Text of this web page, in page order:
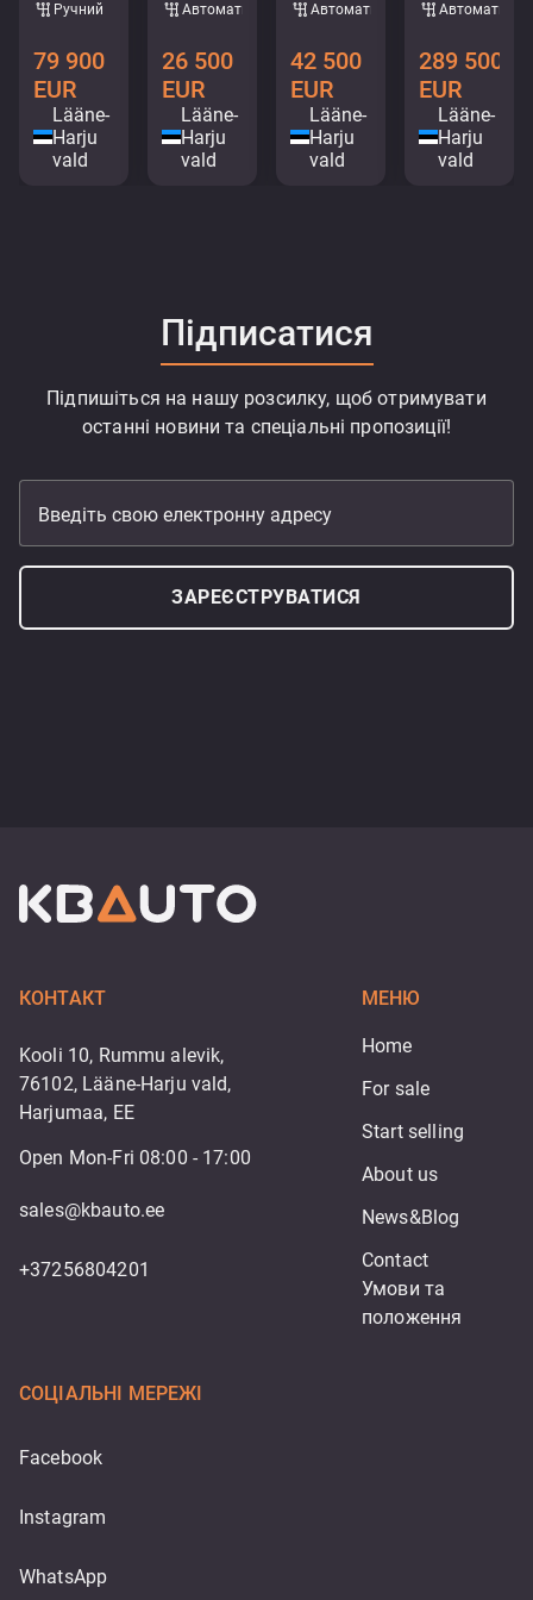
Ручний
79 900
EUR
Lääne-
Harju
vald
Автоматичний
26 500
EUR
Lääne-
Harju
vald
Автоматичний
42 500
EUR
Lääne-
Harju
vald
289 500
EUR
Lääne-
Harju
vald
Підписатися
Підпишіться на нашу розсилку, щоб отримувати
останні новини та спеціальні пропозиції!
Введіть свою електронну адресу
ЗАРЕЄСТРУВАТИСЯ
КОНТАКТ
Kooli 10, Rummu alevik,
76102, Lääne-Harju vald,
Harjumaa, EE
Open Mon-Fri 08:00 - 17:00
sales@kbauto.ee
+37256804201
МЕНЮ
Home
For sale
Start selling
About us
News&Blog
Contact
Умови та
положення
СОЦІАЛЬНІ МЕРЕЖІ
Facebook
Instagram
WhatsApp